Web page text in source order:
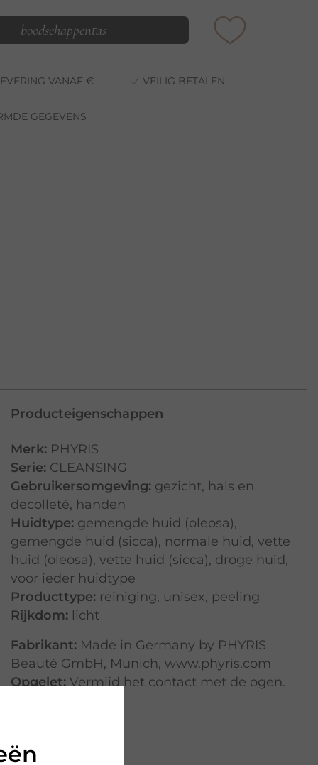
boodschappentas
VANAF €
VEILIG BETALEN
GEGEVENS
Producteigenschappen
Merk: PHYRIS
Serie: CLEANSING
Gebruikersomgeving: gezicht, hals en
decolleté, handen
Huidtype: gemengde huid (oleosa),
gemengde huid (sicca), normale huid, vette
huid (oleosa), vette huid (sicca), droge huid,
voor ieder huidtype
Producttype: reiniging, unisex, peeling
Rijkdom: licht
Fabrikant: Made in Germany by PHYRIS
Beauté GmbH, Munich, www.phyris.com
Opgelet: Vermijd het contact met de ogen.